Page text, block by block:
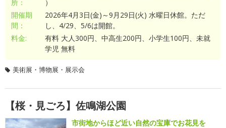
所：
）
開催期
間：
2026年4月3日(金)～9月29日(火) 水曜日休館。ただ
し、4/29、5/6は開館。
料金:
有料 大人300円、中高生200円、小学生100円、未就
学児 無料
美術展・博物展・展示会
【桜・見ごろ】佐鳴湖公園
市街地からほど近い自然の宝庫でお花見を